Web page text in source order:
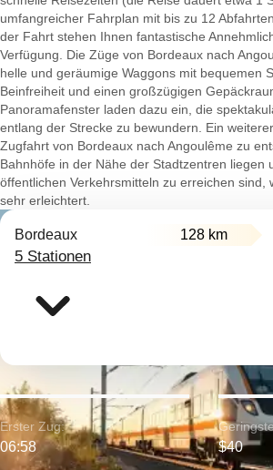
umfangreicher Fahrplan mit bis zu 12
der Fahrt stehen Ihnen fantastische
Verfügung. Die Züge von Bordeaux nach
helle und geräumige Waggons mit bequemen
Beinfreiheit und einen großzügigen
Panoramafenster laden dazu ein, die
entlang der Strecke zu bewundern. Ein
Zugfahrt von Bordeaux nach Angoulême zu
Bahnhöfe in der Nähe der Stadtzentren liegen
öffentlichen Verkehrsmitteln zu erreichen sind,
sehr erleichtert.
Bordeaux 128 km
5 Stationen
Erster Zug:
06:58 $40